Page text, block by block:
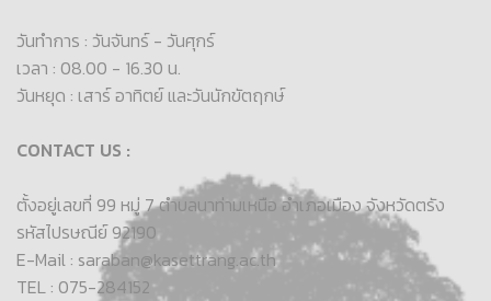
วันทำการ : วันจันทร์ - วันศุกร์
เวลา : 08.00 - 16.30 น.
วันหยุด : เสาร์ อาทิตย์ และวันนักขัตฤกษ์
CONTACT US :
ตั้งอยู่เลขที่ 99 หมู่ 7 ตำบลนาท่ามเหนือ อำเภอเมือง จังหวัดตรัง
รหัสไปรษณีย์ 92190
E-Mail : saraban@kasettrang.ac.th
TEL : 075-284152